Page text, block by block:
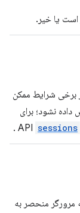
است یا خیر.
برخی شرایط ممکن
نشود؛ برای
sessions
.
منحصر به